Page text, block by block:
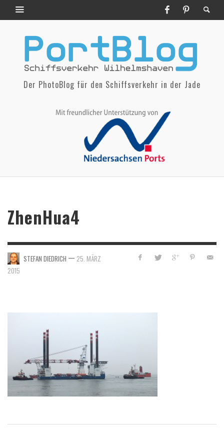
Der PhotoBlog für den Schiffsverkehr in der Jade
ZhenHua4
STEFAN DIEDRICH — 25. MÄRZ
2015